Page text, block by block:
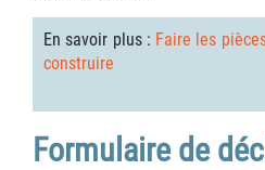
En savoir plus : Faire les
construire
Formulaire de